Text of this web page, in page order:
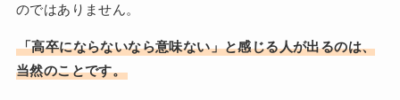
のではありません。
「高卒にならないなら意味ない」と感じる人が出るのは、
当然のことです。